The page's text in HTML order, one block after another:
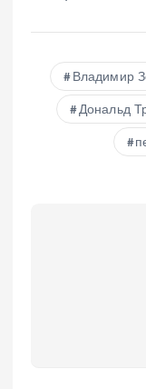
Владимир
Дональд